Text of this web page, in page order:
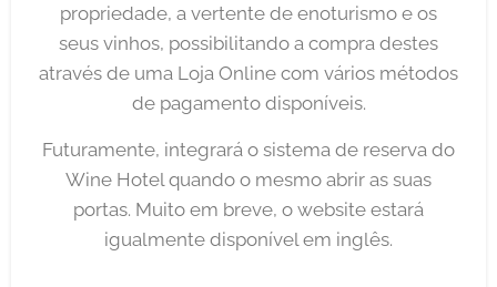
propriedade, a vertente de enoturismo e os
seus vinhos, possibilitando a compra destes
através de uma Loja Online com vários métodos
de pagamento disponíveis.
Futuramente, integrará o sistema de reserva do
Wine Hotel quando o mesmo abrir as suas
portas. Muito em breve, o website estará
igualmente disponível em inglês.